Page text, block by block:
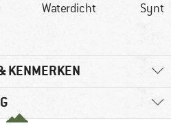
Waterdicht
KENMERKEN